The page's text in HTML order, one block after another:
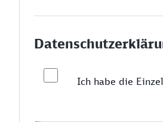
Ich habe die